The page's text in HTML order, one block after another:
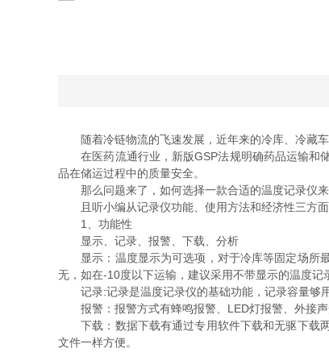
随着冷链物流的飞速发展，近年来的冷库、冷藏车
在医药流通行业，新版GSP法规明确药品运输和储
品在储运过程中的质量安全。
那么问题来了，如何选择一款合适的温度记录仪来
且听小编从记录仪功能、使用方法和经济性三方面
1、功能性
显示、记录、报警、下载、分析
显示：温度显示为可选项，对于冷库等固定场所最
无，如在-10度以下运输，建议采用不带显示的温度记
记录:记录是温度记录仪的基础功能，记录容量够用
报警：报警方式有蜂鸣报警、LED灯报警、外接声
下载：数据下载有通过专用软件下载和无驱下载两
文件一样方便。